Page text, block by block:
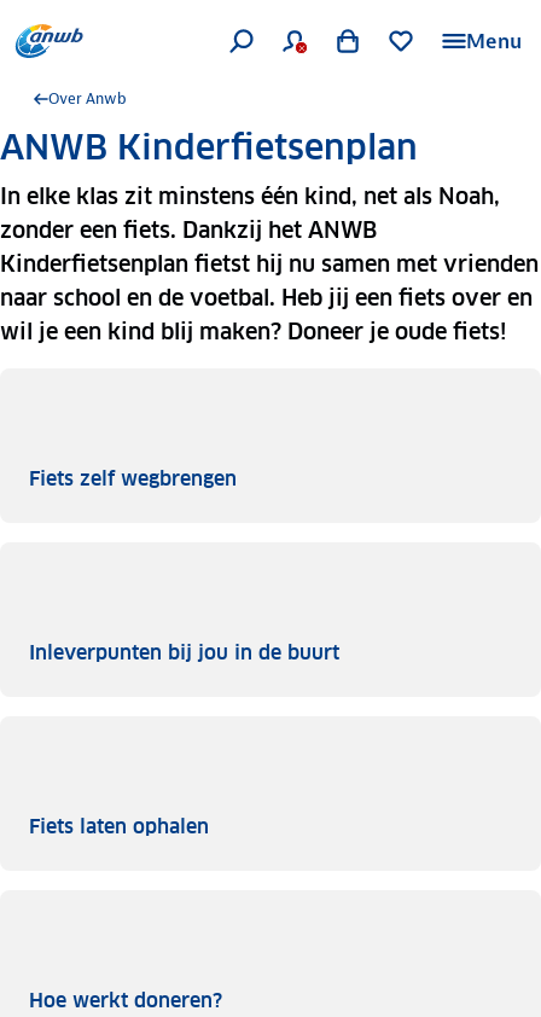
Menu
Over Anwb
ANWB Kinderfietsenplan
In elke klas zit minstens één kind, net als Noah,
zonder een fiets. Dankzij het ANWB
Kinderfietsenplan fietst hij nu samen met vrienden
naar school en de voetbal. Heb jij een fiets over en
wil je een kind blij maken? Doneer je oude fiets!
Fiets zelf wegbrengen
Inleverpunten bij jou in de buurtInleverpunten bij
Fiets laten ophalen
Hoe werkt doneren?Hoe werkt doneren?